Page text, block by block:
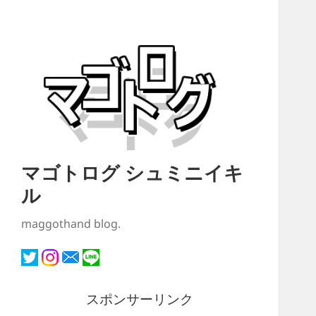
マゴトログ シュミニイキ
ル
maggothand blog.
スポンサーリンク